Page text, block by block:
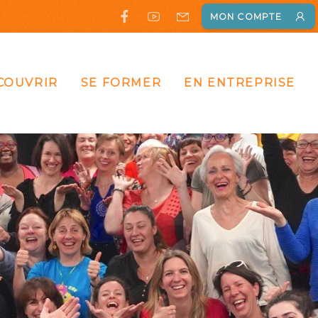
MON COMPTE
SE FORMER EN ENTREPRISE